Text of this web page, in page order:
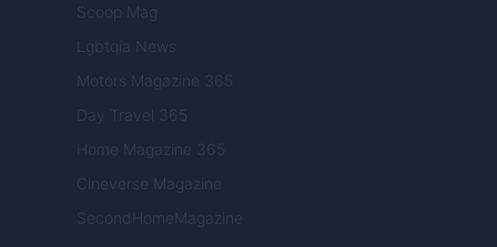
Scoop Mag
Lgbtqia News
Motors Magazine 365
Day Travel 365
Home Magazine 365
Cineverse Magazine
SecondHomeMagazine